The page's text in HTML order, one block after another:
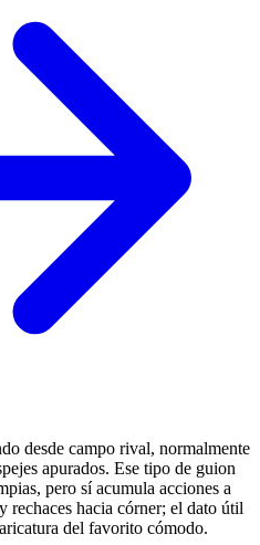
desde campo rival, normalmente
apurados. Ese tipo de guion
pero sí acumula acciones a
rechaces hacia córner; el dato útil
del favorito cómodo.